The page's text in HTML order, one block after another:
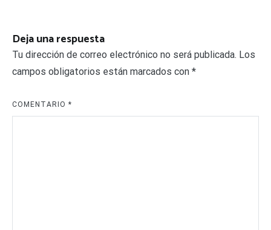
entradas
Deja una respuesta
Tu dirección de correo electrónico no será publicada. Los
campos obligatorios están marcados con *
COMENTARIO *